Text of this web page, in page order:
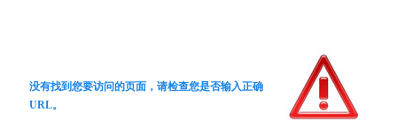
没有找到您要访问的页面，请检查您是否输入正确
URL。